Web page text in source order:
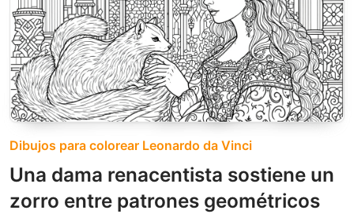
Dibujos para colorear Leonardo da Vinci
Una dama renacentista sostiene un
zorro entre patrones geométricos